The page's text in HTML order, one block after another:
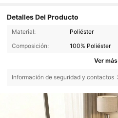
Detalles Del Producto
Material:
Poliéster
Composición:
100% Poliéster
Ver más
Información de seguridad y contactos